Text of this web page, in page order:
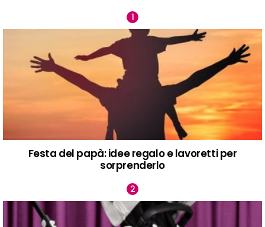
Festa del papà: idee regalo e lavoretti per
sorprenderlo